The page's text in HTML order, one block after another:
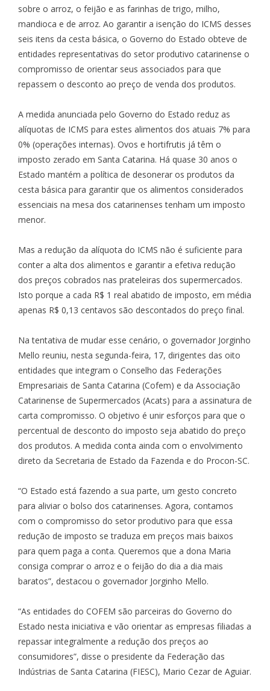
sobre o arroz, o feijão e as farinhas de trigo, milho,
mandioca e de arroz. Ao garantir a isenção do ICMS desses
seis itens da cesta básica, o Governo do Estado obteve de
entidades representativas do setor produtivo catarinense o
compromisso de orientar seus associados para que
repassem o desconto ao preço de venda dos produtos.
A medida anunciada pelo Governo do Estado reduz as
alíquotas de ICMS para estes alimentos dos atuais 7% para
0% (operações internas). Ovos e hortifrutis já têm o
imposto zerado em Santa Catarina. Há quase 30 anos o
Estado mantém a política de desonerar os produtos da
cesta básica para garantir que os alimentos considerados
essenciais na mesa dos catarinenses tenham um imposto
menor.
Mas a redução da alíquota do ICMS não é suficiente para
conter a alta dos alimentos e garantir a efetiva redução
dos preços cobrados nas prateleiras dos supermercados.
Isto porque a cada R$ 1 real abatido de imposto, em média
apenas R$ 0,13 centavos são descontados do preço final.
Na tentativa de mudar esse cenário, o governador Jorginho
Mello reuniu, nesta segunda-feira, 17, dirigentes das oito
entidades que integram o Conselho das Federações
Empresariais de Santa Catarina (Cofem) e da Associação
Catarinense de Supermercados (Acats) para a assinatura de
carta compromisso. O objetivo é unir esforços para que o
percentual de desconto do imposto seja abatido do preço
dos produtos. A medida conta ainda com o envolvimento
direto da Secretaria de Estado da Fazenda e do Procon-SC.
“O Estado está fazendo a sua parte, um gesto concreto
para aliviar o bolso dos catarinenses. Agora, contamos
com o compromisso do setor produtivo para que essa
redução de imposto se traduza em preços mais baixos
para quem paga a conta. Queremos que a dona Maria
consiga comprar o arroz e o feijão do dia a dia mais
baratos”, destacou o governador Jorginho Mello.
“As entidades do COFEM são parceiras do Governo do
Estado nesta iniciativa e vão orientar as empresas filiadas a
repassar integralmente a redução dos preços ao
consumidores”, disse o presidente da Federação das
Indústrias de Santa Catarina (FIESC), Mario Cezar de Aguiar.